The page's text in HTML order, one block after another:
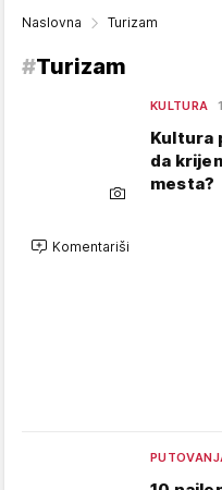
Naslovna Turizam
#Turizam
KULTURA
Kultura
da
mesta?
Komentariši